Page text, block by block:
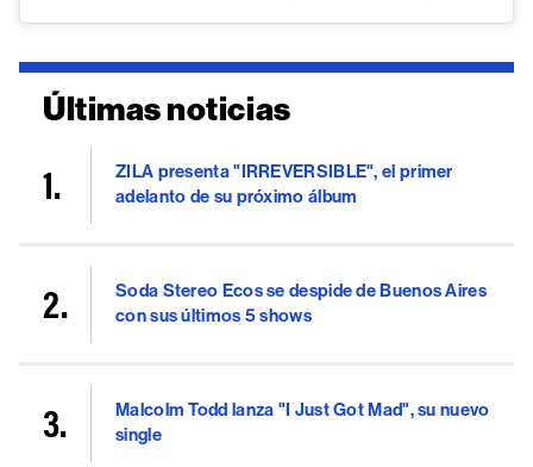
Últimas noticias
ZILA presenta "IRREVERSIBLE", el primer
adelanto de su próximo álbum
Soda Stereo Ecos se despide de Buenos Aires
con sus últimos 5 shows
Malcolm Todd lanza "I Just Got Mad", su nuevo
single